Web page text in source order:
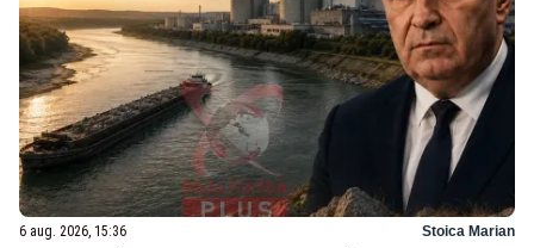
6 aug. 2026, 15:36 Stoica Marian